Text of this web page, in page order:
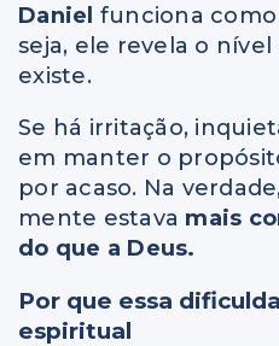
Daniel funciona como
seja, ele revela o
existe.
Se há irritação,
em manter o
por acaso. Na
mente estava mais
do que a Deus.
Por que essa
espiritual